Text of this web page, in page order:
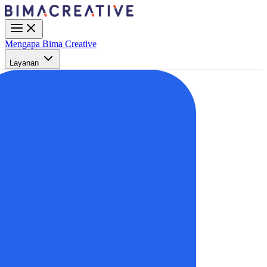
Mengapa Bima Creative
Layanan